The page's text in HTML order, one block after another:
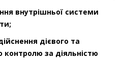
внутрішньої системи
дієвого та
контролю за діяльністю